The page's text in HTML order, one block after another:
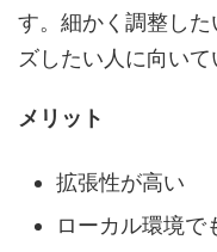
す。細かく調整し
ズしたい人に向いて
メリット
拡張性が高い
ローカル環境で